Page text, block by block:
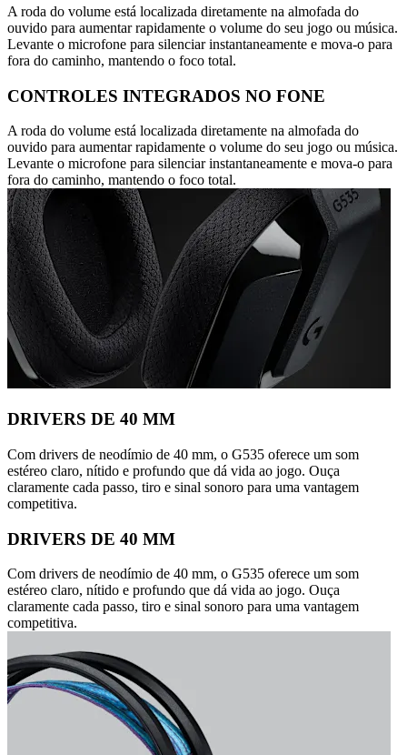
A roda do volume está localizada diretamente na almofada do
ouvido para aumentar rapidamente o volume do seu jogo ou música.
Levante o microfone para silenciar instantaneamente e mova-o para
fora do caminho, mantendo o foco total.
CONTROLES INTEGRADOS NO FONE
A roda do volume está localizada diretamente na almofada do
ouvido para aumentar rapidamente o volume do seu jogo ou música.
Levante o microfone para silenciar instantaneamente e mova-o para
fora do caminho, mantendo o foco total.
DRIVERS DE 40 MM
Com drivers de neodímio de 40 mm, o G535 oferece um som
estéreo claro, nítido e profundo que dá vida ao jogo. Ouça
claramente cada passo, tiro e sinal sonoro para uma vantagem
competitiva.
DRIVERS DE 40 MM
Com drivers de neodímio de 40 mm, o G535 oferece um som
estéreo claro, nítido e profundo que dá vida ao jogo. Ouça
claramente cada passo, tiro e sinal sonoro para uma vantagem
competitiva.